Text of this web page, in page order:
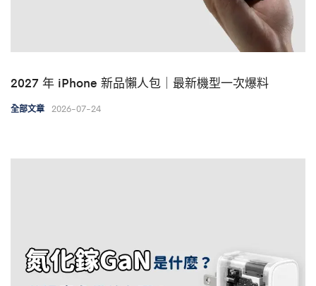
2027 年 iPhone 新品懶人包｜最新機型一次爆料
全部文章 2026-07-24